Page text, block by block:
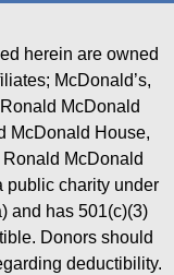
herein are owned
McDonald’s,
McDonald
McDonald House,
McDonald
public charity under
and has 501(c)(3)
Donors should
deductibility.